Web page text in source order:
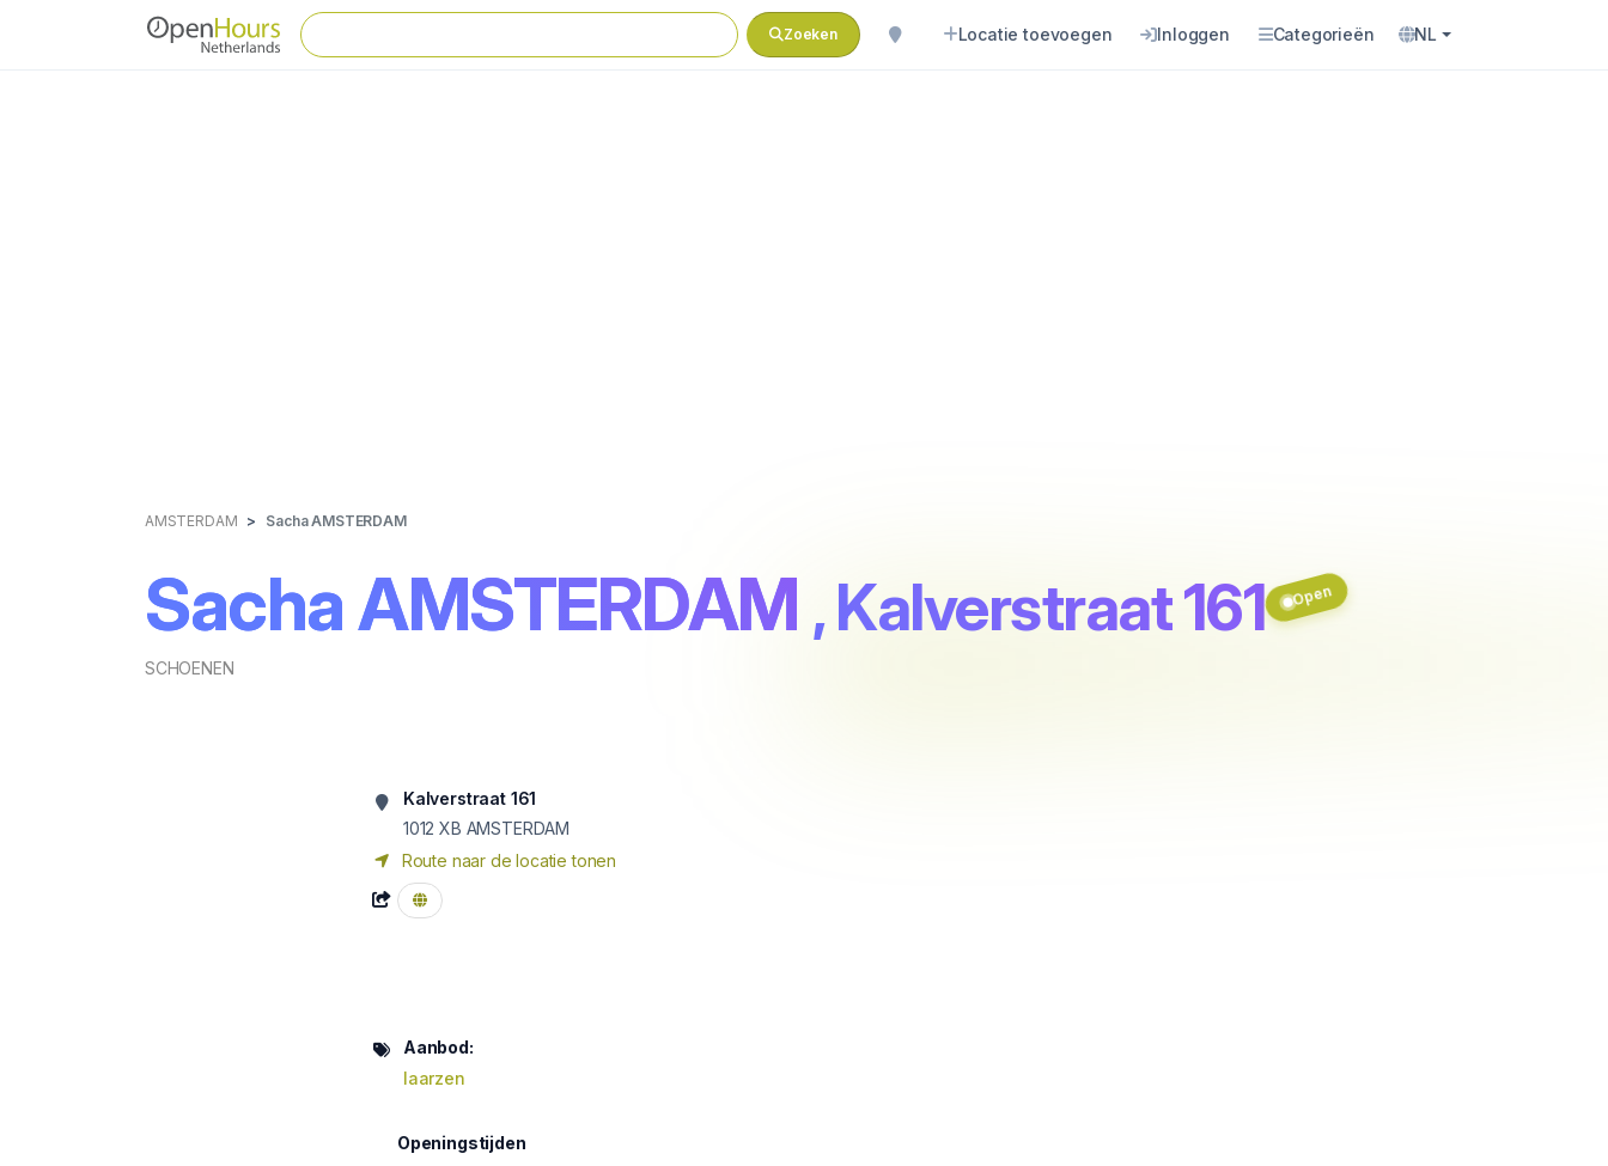
Zoeken Locatie toevoegen Inloggen Categorieën NL
AMSTERDAM Sacha AMSTERDAM
Sacha AMSTERDAM , Kalverstraat 161
SCHOENEN
Open
Kalverstraat 161
1012 XB AMSTERDAM
Route naar de locatie tonen
Aanbod:
laarzen
Openingstijden